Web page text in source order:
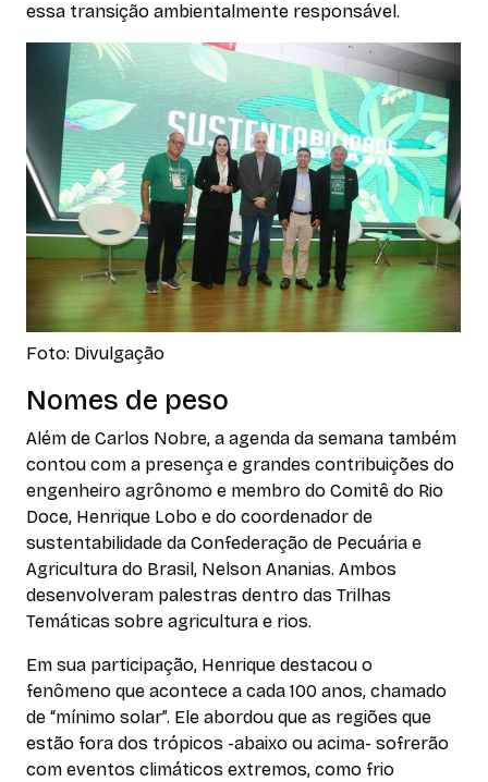
essa transição ambientalmente responsável.
Foto: Divulgação
Nomes de peso
Além de Carlos Nobre, a agenda da semana também
contou com a presença e grandes contribuições do
engenheiro agrônomo e membro do Comitê do Rio
Doce, Henrique Lobo e do coordenador de
sustentabilidade da Confederação de Pecuária e
Agricultura do Brasil, Nelson Ananias. Ambos
desenvolveram palestras dentro das Trilhas
Temáticas sobre agricultura e rios.
Em sua participação, Henrique destacou o
fenômeno que acontece a cada 100 anos, chamado
de “mínimo solar”. Ele abordou que as regiões que
estão fora dos trópicos -abaixo ou acima- sofrerão
com eventos climáticos extremos, como frio